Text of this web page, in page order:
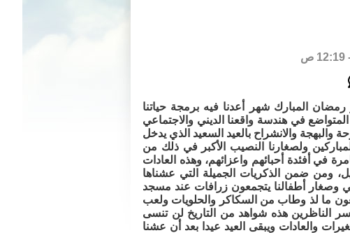
المبارك شهر أعدنا فيه برمجة حياتنا
في هندسة واقعنا الديني والاجتماعي
والبهجة والانشراح بالعيد السعيد الذي يدخل
ولصغارنا النصيب الأكبر في ذلك من
في أفئدة أحبائهم واعزائهم، وهذه العادات
ومن ضمن الذكريات الجميلة التي عشناها
وصغار أطفالنا يتجمعون زرافات عند مسجد
ما لذ وطاب من السكاكر والحلويات ولعب
الناظرين هذه شواهد من التاريخ لن تنسى
والعادات ويبقى العيد عيدا بعد أن عشنا